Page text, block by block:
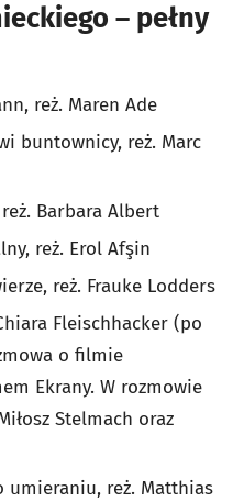
– pełny
reż. Maren Ade
buntownicy, reż. Marc
reż. Barbara Albert
reż. Erol Afşin
reż. Frauke Lodders
Fleischhacker (po
o filmie
Ekrany. W rozmowie
Stelmach oraz
umieraniu, reż. Matthias